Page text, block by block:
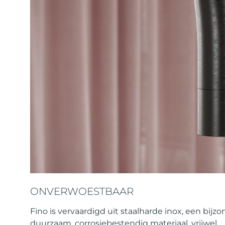
ONVERWOESTBAAR
Fino is vervaardigd uit staalharde inox, een